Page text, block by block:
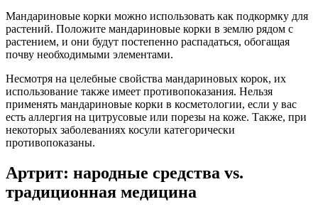
Мандариновые корки можно использовать как подкормку для
растений. Положите мандариновые корки в землю рядом с
растением, и они будут постепенно распадаться, обогащая
почву необходимыми элементами.
Несмотря на целебные свойства мандариновых корок, их
использование также имеет противопоказания. Нельзя
применять мандариновые корки в косметологии, если у вас
есть аллергия на цитрусовые или порезы на коже. Также, при
некоторых заболеваниях косули категорически
противопоказаны.
Артрит: народные средства vs.
традиционная медицина